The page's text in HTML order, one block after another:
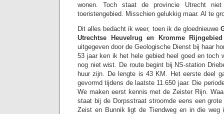
wonen. Toch staat de provincie Utrecht
toeristengebied. Misschien gelukkig maar. Al te
Dit alles bedacht ik weer, toen ik de gloednieuwe
Utrechtse Heuvelrug en Kromme
uitgegeven door de Geologische Dienst bij haar
53 jaar ken ik het hele gebied heel goed en toch
nog niet wist. De route begint bij NS-station
huur zijn. De lengte is 43 KM. Het eerste deel
gevormd tijdens de laatste 11.650 jaar. Die
We maken eerst kennis met de Zeister Rijn.
staat bij de Dorpsstraat stroomde eens een
Zeist en Bunnik ligt de Tiendweg en in die weg